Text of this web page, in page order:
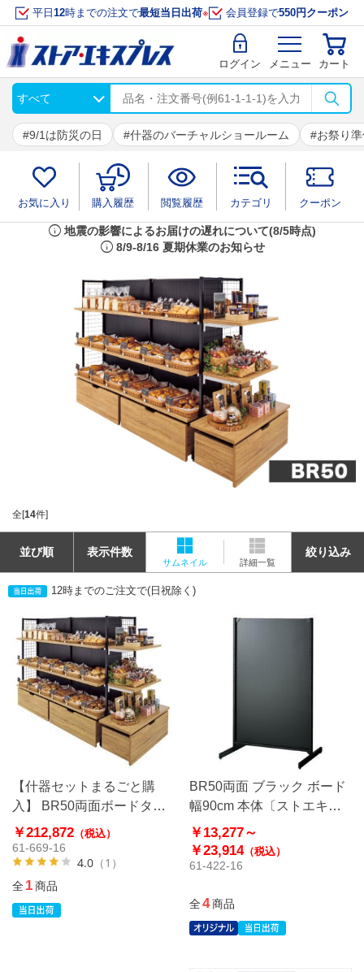
平日 12時までの注文で最短当日出荷※ 会員登録で550円クーポン
ログイン メニュー カート
9/1は防災の日 什器のバーチャルショールーム お祭り
お気に入り 購入履歴 閲覧履歴 カテゴリ クーポン
info 地震の影響によるお届けの遅れについて(8/5時点)
info 8/9-8/16 夏期休業のお知らせ
全[14件]
並び順 表示件数
サムネイル 詳細一覧
絞り込み
12時までのご注文で(日祝除く)
【什器セットまるごと購
入】 BR50両面ボードタイ
プ2連結+エンドネットセッ
ト ブラック
￥212,872 （税込）
61-669-16
4.0 （1）
全1商品
BR50両面 ブラック ボード
幅90cm 本体〔ストエキオ
リジナル〕
￥13,277～
￥23,914（税込）
61-422-16
全4商品